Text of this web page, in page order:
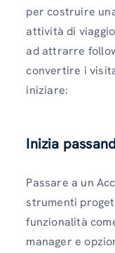
per costruire
attività di
ad attrarre
convertire i
iniziare:
Inizia
Passare a un
strumenti
funzionalità
manager e